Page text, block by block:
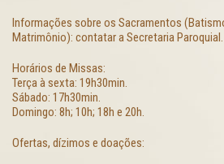
Informações sobre os Sacramentos
Matrimônio): contatar a Secretaria Paroquial.
Horários de Missas:
Terça à sexta: 19h30min.
Sábado: 17h30min.
Domingo: 8h; 10h; 18h e 20h.
Ofertas, dízimos e doações: